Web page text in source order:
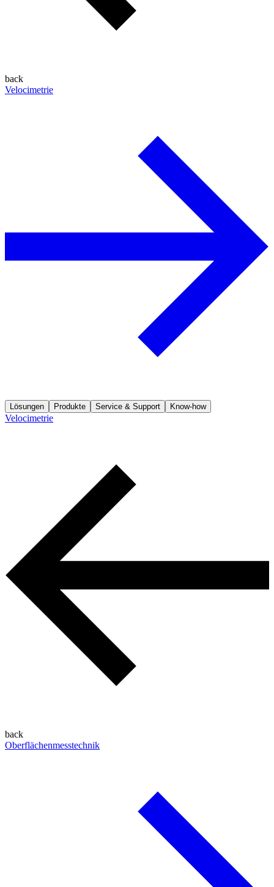
back
Velocimetrie
Lösungen Produkte Service & Support Know-how
Velocimetrie
back
Oberflächenmesstechnik